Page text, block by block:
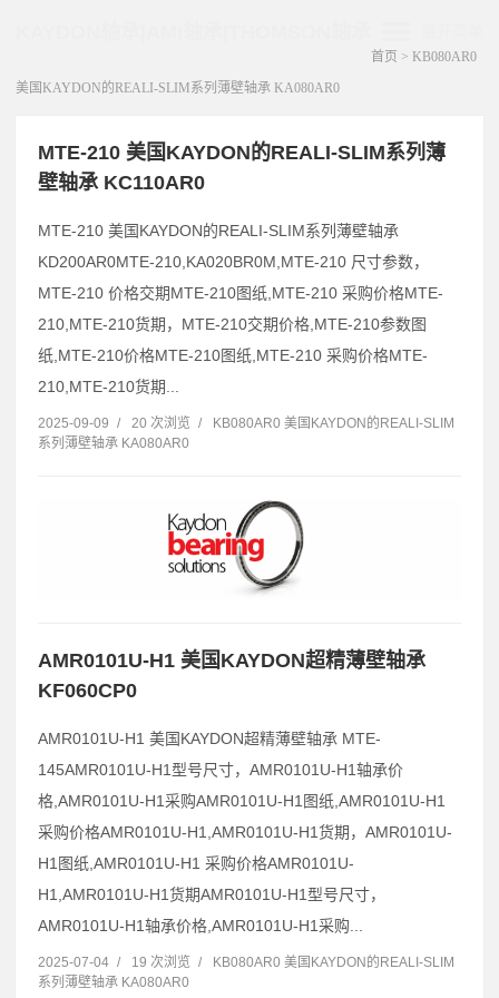
首页 > KB080AR0
美国KAYDON的REALI-SLIM系列薄壁轴承 KA080AR0
MTE-210 美国KAYDON的REALI-SLIM系列薄
壁轴承 KC110AR0
MTE-210 美国KAYDON的REALI-SLIM系列薄壁轴承
KD200AR0MTE-210,KA020BR0M,MTE-210 尺寸参数，
MTE-210 价格交期MTE-210图纸,MTE-210 采购价格MTE-
210,MTE-210货期，MTE-210交期价格,MTE-210参数图
纸,MTE-210价格MTE-210图纸,MTE-210 采购价格MTE-
210,MTE-210货期...
2025-09-09 / 20 次浏览 /
KB080AR0 美国KAYDON的REALI-SLIM
系列薄壁轴承 KA080AR0
AMR0101U-H1 美国KAYDON超精薄壁轴承
KF060CP0
AMR0101U-H1 美国KAYDON超精薄壁轴承 MTE-
145AMR0101U-H1型号尺寸，AMR0101U-H1轴承价
格,AMR0101U-H1采购AMR0101U-H1图纸,AMR0101U-H1
采购价格AMR0101U-H1,AMR0101U-H1货期，AMR0101U-
H1图纸,AMR0101U-H1 采购价格AMR0101U-
H1,AMR0101U-H1货期AMR0101U-H1型号尺寸，
AMR0101U-H1轴承价格,AMR0101U-H1采购...
2025-07-04 / 19 次浏览 /
KB080AR0 美国KAYDON的REALI-SLIM
系列薄壁轴承 KA080AR0